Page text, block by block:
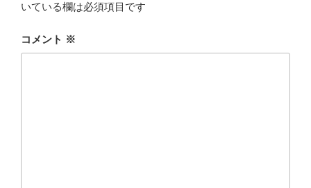
いている欄は必須項目です
コメント ※